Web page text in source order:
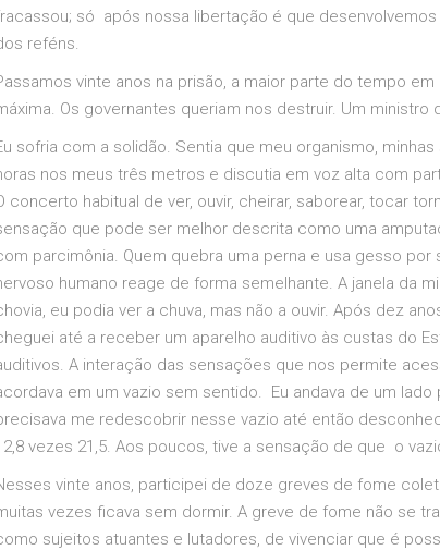
só após nossa libertação é que
reféns.
vinte anos na prisão, a maior parte do tempo
Os governantes queriam nos destruir. Um ministro
sofria com a solidão. Sentia que meu organismo,
nos meus três metros e discutia em voz alta com
concerto habitual de ver, ouvir, cheirar, saborear, tocar
que pode ser melhor descrita como uma
parcimônia. Quem quebra uma perna e usa gesso
humano reage de forma semelhante. A janela da
eu podia ver a chuva, mas não a ouvir. Após dez
até a receber um aparelho auditivo às custas do
A interação das sensações que nos permite
em um vazio sem sentido. Eu andava de um
me redescobrir nesse vazio até então
vezes 21,5. Aos poucos, tive a sensação de que o
vinte anos, participei de doze greves de fome
vezes ficava sem dormir. A greve de fome não se
sujeitos atuantes e lutadores, de vivenciar que é